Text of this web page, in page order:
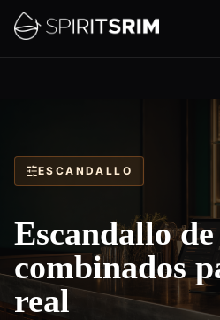
ESCANDALLO
Escandallo
combinados
real